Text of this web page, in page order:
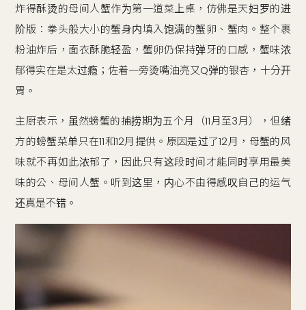
炸得酥烫的母间人蟹作为第一道菜上桌，仿佛是天妇罗的进
阶版：拳头般大小的蟹身内填入饱满的蟹卵、蟹肉。整个裹
粉油炸后，面衣酥脆轻盈，蟹卵仍保持弹牙的口感，蟹味浓
郁得实在是太过瘾；佐着一旁烫嘴油亮又Q弹的银杏，十分开
胃。
主厨表示，虽然螃蟹的捕捞期为五个月（11月至3月），但绪
方的螃蟹菜单只在11和12月提供。原因是过了12月，母蟹的风
味就不再如此浓郁了，因此只有这段时间才能同时享用最美
味的公、母间人蟹。听到这里，内心不由得感叹自己的运气
还真是不错。